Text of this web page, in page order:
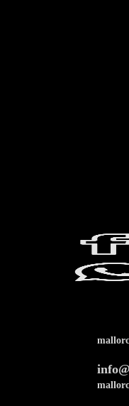
info@